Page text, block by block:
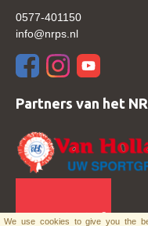
Evenementen
0577-401150
info@nrps.nl
Partners van het
We use cookies to give you the